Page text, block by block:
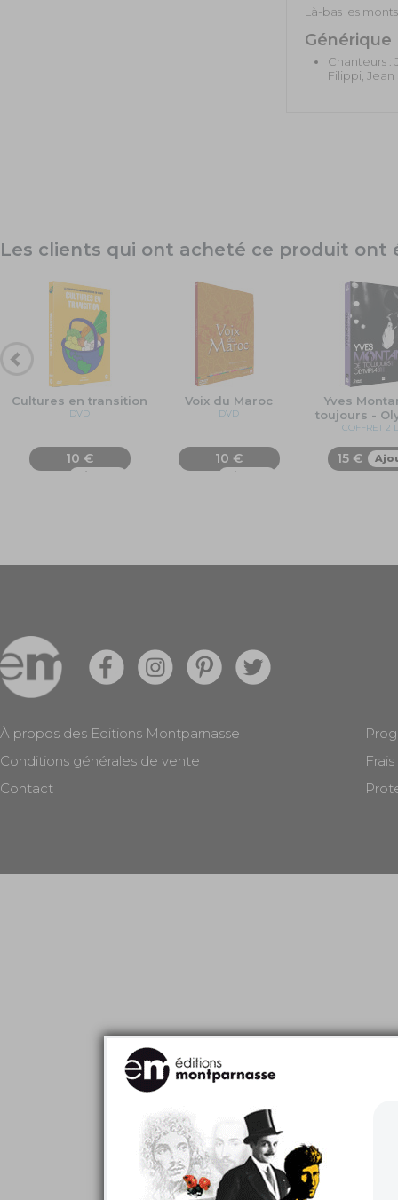
Là-bas les monts
Générique
Chanteurs :
Filippi,
Les clients qui ont acheté ce produit ont
Cultures en transition
DVD
10 €
Ajouter
Voix du Maroc
DVD
10 €
Ajouter
Yves
toujours -
COFFRET 2
15 €
À propos des Editions Montparnasse
Conditions générales de vente
Contact